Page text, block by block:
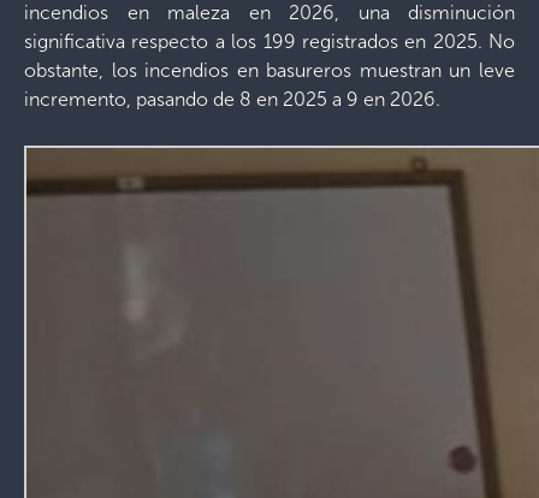
incendios en maleza en 2026, una disminución
significativa respecto a los 199 registrados en 2025. No
obstante, los incendios en basureros muestran un leve
incremento, pasando de 8 en 2025 a 9 en 2026.